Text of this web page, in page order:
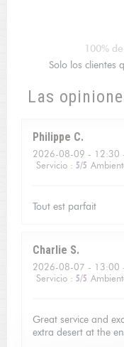
Las
Philippe C
2026-08-09 - 12:30
Servicio : 5/5
Tout est parfait
Charlie S
2026-08-07 - 13:00
Servicio : 5/5
Great service and
extra desert at the
100%
Solo los clientes